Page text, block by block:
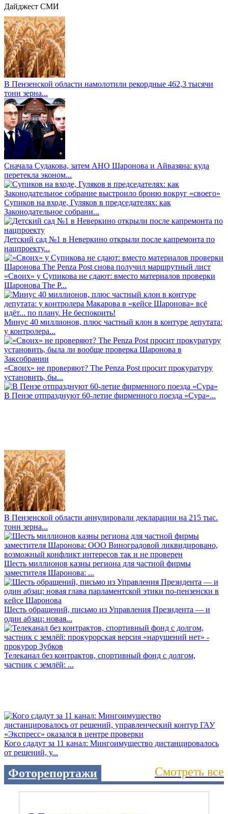
Дайджест СМИ
В Пензенской области намолотили рекордные 462,3 тысячи
тонн зерна...
Сначала Судакова, затем АНО Шаронова и Айвазяна: куда
перетекла эконом...
Супиков на входе, Гуляков в председателях: как
Законодательное собрани...
Детский сад №1 в Неверкино открыли после капремонта по
нацпроекту...
«Своих» у Супикова не сдают: вместо материалов проверки
Шаронова The P...
Минус 40 миллионов, плюс частный клон в контуре депутата:
у контролера...
«Своих» не проверяют? The Penza Post просит прокуратуру
установить, бы...
В Пензе отпразднуют 60-летие фирменного поезда «Сура»...
В Пензенской области аннулировали декларации на 215 тыс.
тонн зерна...
Шесть миллионов казны региона для частной фирмы
заместителя Шаронова: ...
Шесть обращений, письмо из Управления Президента — и
один абзац: новая...
Телеканал без контрактов, спортивный фонд с долгом,
частник с землёй: ...
Кого сдадут за 11 канал: Мингоимущество дистанцировалось
от решений, у...
Фоторепортажи Смотреть все